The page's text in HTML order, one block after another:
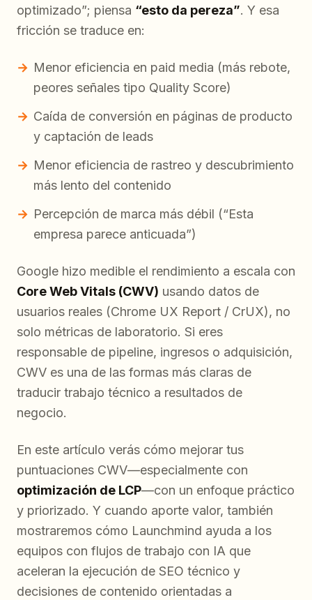
optimizado”; piensa “esto da pereza”. Y esa
fricción se traduce en:
Menor eficiencia en paid media (más rebote,
peores señales tipo Quality Score)
Caída de conversión en páginas de producto
y captación de leads
Menor eficiencia de rastreo y descubrimiento
más lento del contenido
Percepción de marca más débil (“Esta
empresa parece anticuada”)
Google hizo medible el rendimiento a escala con
Core Web Vitals (CWV) usando datos de
usuarios reales (Chrome UX Report / CrUX), no
solo métricas de laboratorio. Si eres
responsable de pipeline, ingresos o adquisición,
CWV es una de las formas más claras de
traducir trabajo técnico a resultados de
negocio.
En este artículo verás cómo mejorar tus
puntuaciones CWV—especialmente con
optimización de LCP—con un enfoque práctico
y priorizado. Y cuando aporte valor, también
mostraremos cómo Launchmind ayuda a los
equipos con flujos de trabajo con IA que
aceleran la ejecución de SEO técnico y
decisiones de contenido orientadas a